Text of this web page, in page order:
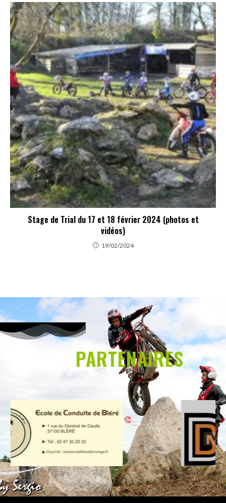
Stage de Trial du 17 et 18 février 2024 (photos et
vidéos)
19/02/2024
PARTENAIRES